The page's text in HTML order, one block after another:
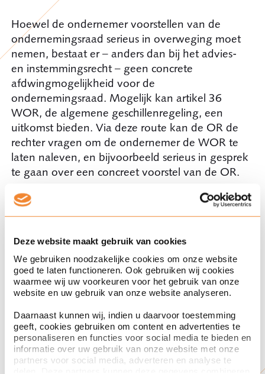
Deze website maakt gebruik van cookies
We gebruiken noodzakelijke cookies om onze website
goed te laten functioneren. Ook gebruiken wij cookies
waarmee wij uw voorkeuren voor het gebruik van onze
website en uw gebruik van onze website analyseren.
Daarnaast kunnen wij, indien u daarvoor toestemming
geeft, cookies gebruiken om content en advertenties te
personaliseren en functies voor social media te bieden en
informatie over uw gebruik van onze website met onze
partners voor social media, adverteren en analyse te
Hoewel de ondernemer voorstellen van de
ondernemingsraad serieus in overweging moet
nemen, bestaat er – anders dan bij het advies-
en instemmingsrecht – geen concrete
afdwingmogelijkheid voor de
ondernemingsraad. Mogelijk kan artikel 36
WOR, de algemene geschillenregeling, een
uitkomst bieden. Via deze route kan de OR de
rechter vragen om de ondernemer de WOR te
laten naleven, en bijvoorbeeld serieus in gesprek
te gaan over een concreet voorstel van de OR.
Adviesrecht ondernemingsraad
De ondernemingsraad heeft daarnaast een
adviesrecht bij een voornemen tot een
belangrijke maatregel voor de zorg van de
onderneming voor het milieu (artikel 25 lid 1,
sub l WOR). Hieronder wordt ook verstaan het
invoeren of wijzigen van een beleidsmatige,
organisatorische en administratieve voorziening
die te maken heeft met het milieu. Concreet kan
dit aan de orde zijn als een ondernemer van
plan is de bedrijfsruimte te verduurzamen, een